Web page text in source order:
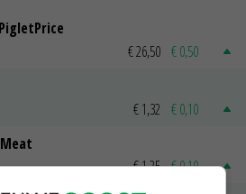
€ 26,50 € 0,50
€ 1,32 € 0,10
€ 1,25 € 0,10